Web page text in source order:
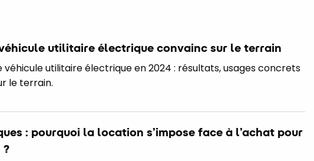
utilitaire électrique convainc sur le terrain
utilitaire électrique en 2024 : résultats, usages concrets
le terrain.
: pourquoi la location s’impose face à l’achat pour